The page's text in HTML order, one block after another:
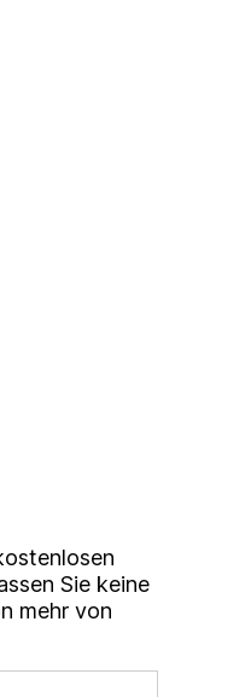
Sie keine
mehr von